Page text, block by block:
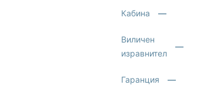
Кабина —
Виличен
изравнител
—
Гаранция —